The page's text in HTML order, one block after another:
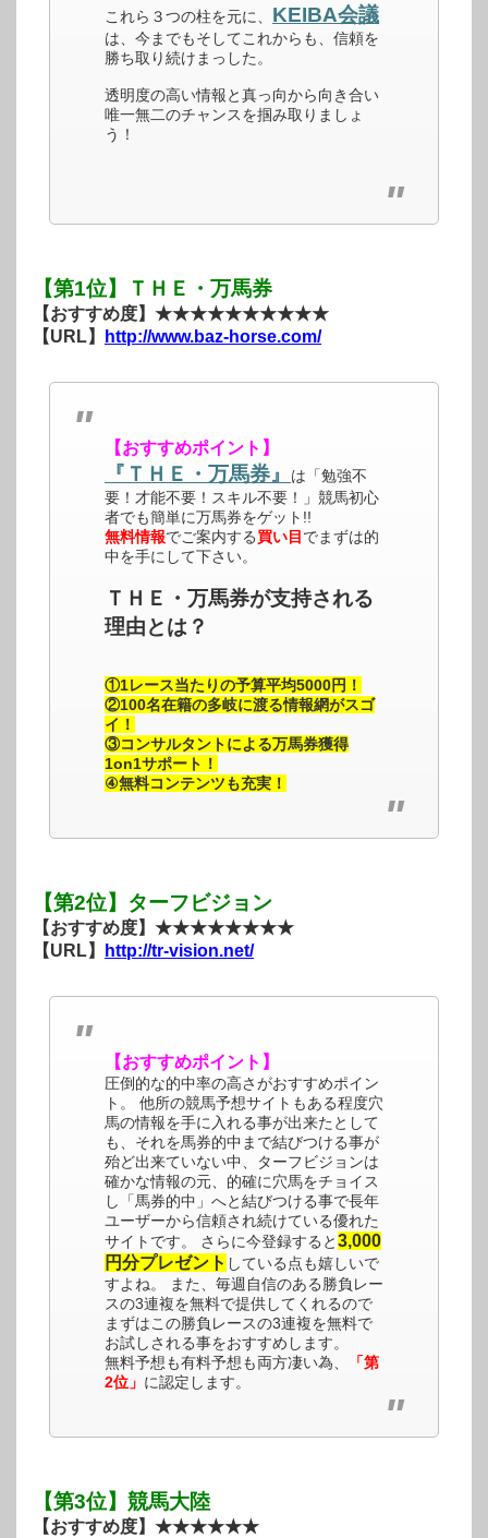
これら３つの柱を元に、 KEIBA会議
は、今までもそしてこれからも、信頼を
勝ち取り続けまっした。
透明度の高い情報と真っ向から向き合い
唯一無二のチャンスを掴み取りましょ
う！
【第1位】ＴＨＥ・万馬券
【おすすめ度】★★★★★★★★★★
【URL】
http://www.baz-horse.com/
【おすすめポイント】
『ＴＨＥ・万馬券』
は「勉強不
要！才能不要！スキル不要！」競馬初心
者でも簡単に万馬券をゲット!!
無料情報でご案内する買い目でまずは的
中を手にして下さい。
ＴＨＥ・万馬券が支持される
理由とは？
①1レース当たりの予算平均5000円！
②100名在籍の多岐に渡る情報網がスゴ
イ！
③コンサルタントによる万馬券獲得
1on1サポート！
④無料コンテンツも充実！
【第2位】ターフビジョン
【おすすめ度】★★★★★★★★
【URL】
http://tr-vision.net/
【おすすめポイント】
圧倒的な的中率の高さがおすすめポイン
ト。 他所の競馬予想サイトもある程度穴
馬の情報を手に入れる事が出来たとして
も、それを馬券的中まで結びつける事が
殆ど出来ていない中、ターフビジョンは
確かな情報の元、的確に穴馬をチョイス
し「馬券的中」へと結びつける事で長年
ユーザーから信頼され続けている優れた
サイトです。 さらに今登録すると3,000
円分プレゼント している点も嬉しいで
すよね。 また、毎週自信のある勝負レー
スの3連複を無料で提供してくれるので
まずはこの勝負レースの3連複を無料で
お試しされる事をおすすめします。
無料予想も有料予想も両方凄い為、
「第
2位」 に認定します。
【第3位】競馬大陸
【おすすめ度】★★★★★★